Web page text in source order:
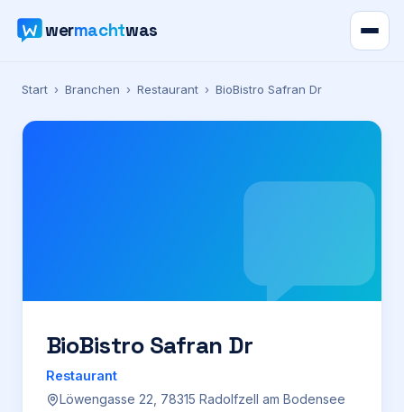
wermachtwas
Verzeichnis
Karte
Preise
Für Firmen
Start › Branchen › Restaurant › BioBistro Safran Dr
BioBistro Safran Dr
Restaurant
Löwengasse 22, 78315 Radolfzell am Bodensee